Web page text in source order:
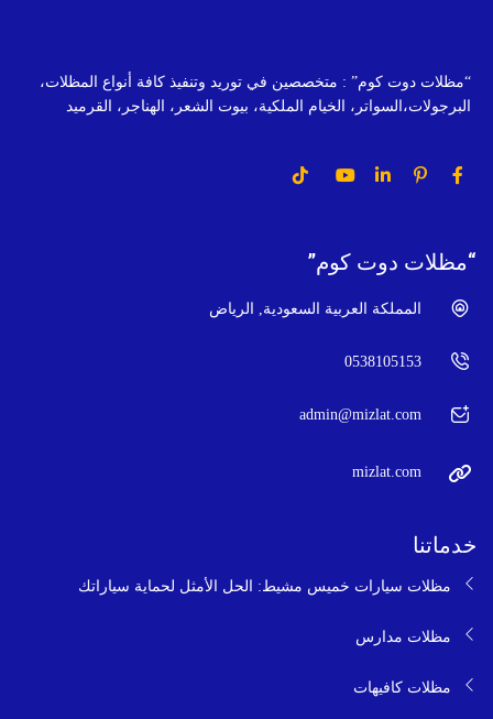
“مظلات دوت كوم” : متخصصين في توريد وتنفيذ كافة أنواع المظلات،
البرجولات،السواتر، الخيام الملكية، بيوت الشعر، الهناجر، القرميد
“مظلات دوت كوم”
المملكة العربية السعودية, الرياض
0538105153
admin@mizlat.com
mizlat.com
خدماتنا
مظلات سيارات خميس مشيط: الحل الأمثل لحماية سياراتك
مظلات مدارس
مظلات كافيهات